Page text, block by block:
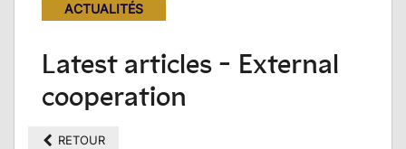
ACTUALITÉS
Latest articles - External
cooperation
RETOUR